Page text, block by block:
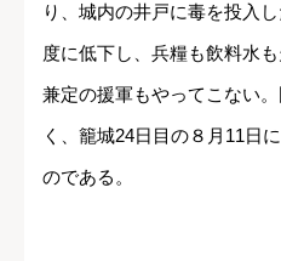
り、城内の井戸に毒を投入
度に低下し、兵糧も飲料水
兼定の援軍もやってこない
く、籠城24日目の８月11日
のである。